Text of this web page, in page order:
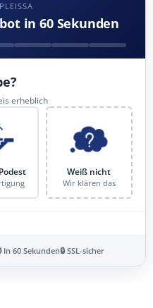
in 60 Sekunden
erheblich
Weiß nicht
Wir klären das
60 Sekunden🔒 SSL-sicher